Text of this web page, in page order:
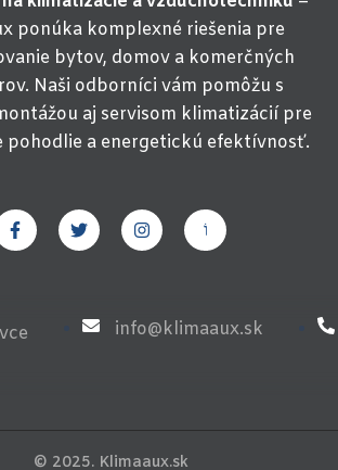
ponúka komplexné riešenia pre
bytov, domov a komerčných
Naši odborníci vám pomôžu s
aj servisom klimatizácií pre
pohodlie a energetickú efektívnosť.
F
a
c
k
T
w
i
r
I
n
s
r
a
J
k
i
u
t
v
info@klimaaux.sk
© 2025. Klimaaux.sk